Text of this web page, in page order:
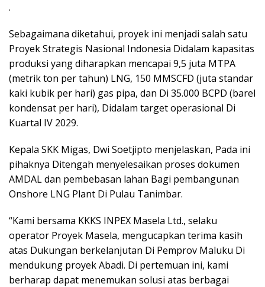
.
Sebagaimana diketahui, proyek ini menjadi salah satu
Proyek Strategis Nasional Indonesia Didalam kapasitas
produksi yang diharapkan mencapai 9,5 juta MTPA
(metrik ton per tahun) LNG, 150 MMSCFD (juta standar
kaki kubik per hari) gas pipa, dan Di 35.000 BCPD (barel
kondensat per hari), Didalam target operasional Di
Kuartal IV 2029.
Kepala SKK Migas, Dwi Soetjipto menjelaskan, Pada ini
pihaknya Ditengah menyelesaikan proses dokumen
AMDAL dan pembebasan lahan Bagi pembangunan
Onshore LNG Plant Di Pulau Tanimbar.
“Kami bersama KKKS INPEX Masela Ltd., selaku
operator Proyek Masela, mengucapkan terima kasih
atas Dukungan berkelanjutan Di Pemprov Maluku Di
mendukung proyek Abadi. Di pertemuan ini, kami
berharap dapat menemukan solusi atas berbagai